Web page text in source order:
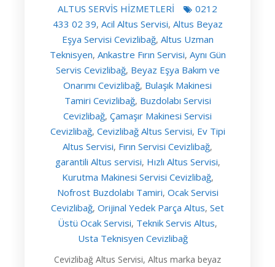
ALTUS SERVİS HİZMETLERİ
0212
433 02 39, Acil Altus Servisi, Altus Beyaz
Eşya Servisi Cevizlibağ, Altus Uzman
Teknisyen, Ankastre Fırın Servisi, Aynı Gün
Servis Cevizlibağ, Beyaz Eşya Bakım ve
Onarımı Cevizlibağ, Bulaşık Makinesi
Tamiri Cevizlibağ, Buzdolabı Servisi
Cevizlibağ, Çamaşır Makinesi Servisi
Cevizlibağ, Cevizlibağ Altus Servisi, Ev Tipi
Altus Servisi, Fırın Servisi Cevizlibağ,
garantili Altus servisi, Hızlı Altus Servisi,
Kurutma Makinesi Servisi Cevizlibağ,
Nofrost Buzdolabı Tamiri, Ocak Servisi
Cevizlibağ, Orijinal Yedek Parça Altus, Set
Üstü Ocak Servisi, Teknik Servis Altus,
Usta Teknisyen Cevizlibağ
Cevizlibağ Altus Servisi, Altus marka beyaz